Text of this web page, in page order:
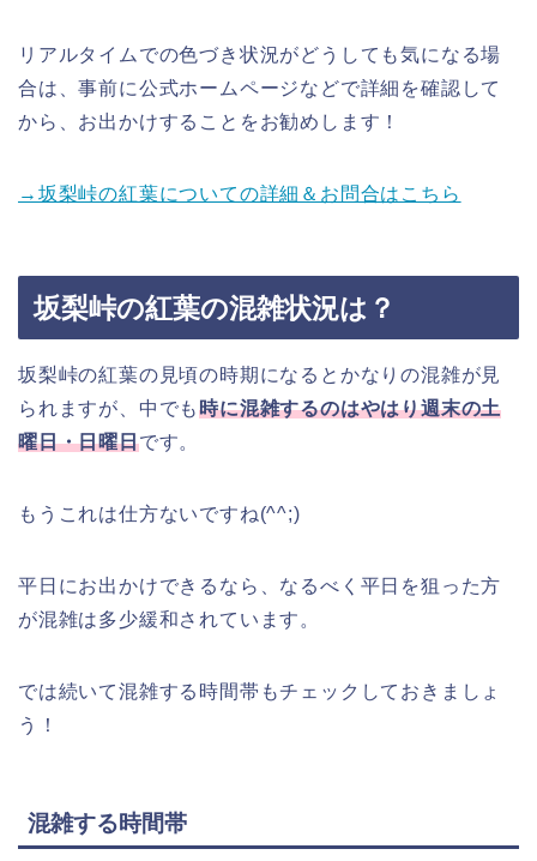
リアルタイムでの色づき状況がどうしても気になる場
合は、事前に公式ホームページなどで詳細を確認して
から、お出かけすることをお勧めします！
→坂梨峠の紅葉についての詳細＆お問合はこちら
坂梨峠の紅葉の混雑状況は？
坂梨峠の紅葉の見頃の時期になるとかなりの混雑が見
られますが、中でも時に混雑するのはやはり週末の土
曜日・日曜日です。
もうこれは仕方ないですね(^^;)
平日にお出かけできるなら、なるべく平日を狙った方
が混雑は多少緩和されています。
では続いて混雑する時間帯もチェックしておきましょ
う！
混雑する時間帯